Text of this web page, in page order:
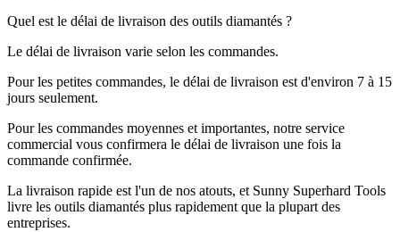
Quel est le délai de livraison des outils diamantés ?
Le délai de livraison varie selon les commandes.
Pour les petites commandes, le délai de livraison est d'environ 7 à 15
jours seulement.
Pour les commandes moyennes et importantes, notre service
commercial vous confirmera le délai de livraison une fois la
commande confirmée.
La livraison rapide est l'un de nos atouts, et Sunny Superhard Tools
livre les outils diamantés plus rapidement que la plupart des
entreprises.